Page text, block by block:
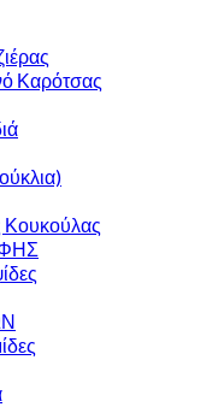
Καρότσας
Κουκούλας